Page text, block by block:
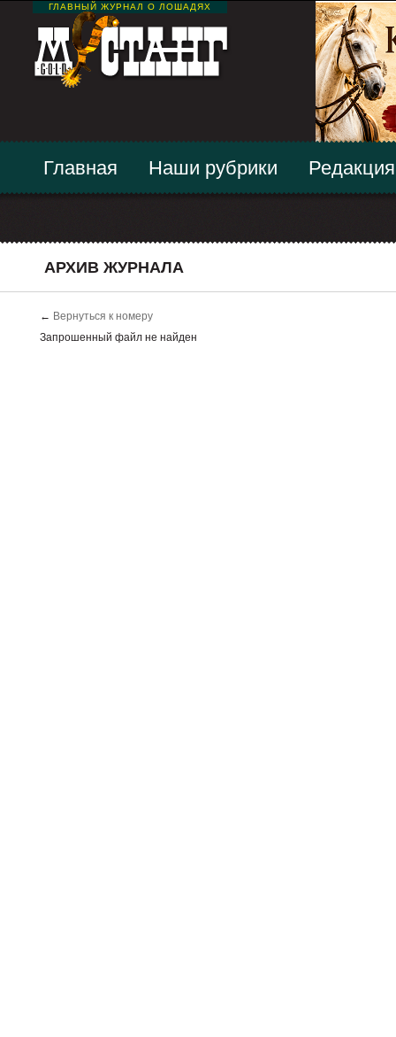
ГЛАВНЫЙ ЖУРНАЛ О ЛОШАДЯХ
Главная Наши рубрики Редакция
АРХИВ ЖУРНАЛА
← Вернуться к номеру
Запрошенный файл не найден